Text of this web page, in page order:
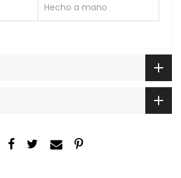
Hecho a mano